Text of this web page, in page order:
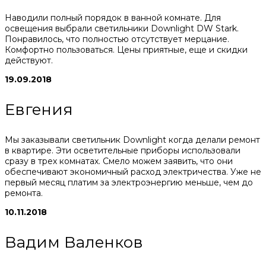
Наводили полный порядок в ванной комнате. Для
освещения выбрали светильники Downlight DW Stark.
Понравилось, что полностью отсутствует мерцание.
Комфортно пользоваться. Цены приятные, еще и скидки
действуют.
19.09.2018
Евгения
Мы заказывали светильник Downlight когда делали ремонт
в квартире. Эти осветительные приборы использовали
сразу в трех комнатах. Смело можем заявить, что они
обеспечивают экономичный расход электричества. Уже не
первый месяц платим за электроэнергию меньше, чем до
ремонта.
10.11.2018
Вадим Валенков